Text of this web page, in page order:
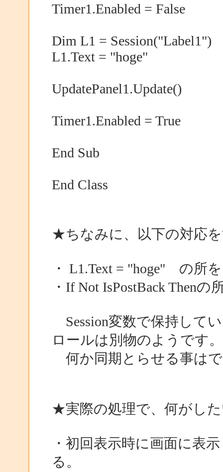
Timer1.Enabled = False
Dim L1 = Session("Label1")
L1.Text = "hoge"
UpdatePanel1.Update()
Timer1.Enabled = True
End Sub
End Class
★ちなみに、以下の対応
・ L1.Text = "hoge" の所
・If Not IsPostBack Thenの
Session変数で保持して
ロールは別物のようです。
何か同期とらせる事は
★実際の処理で、何がし
・初回表示時に画面に表
る。